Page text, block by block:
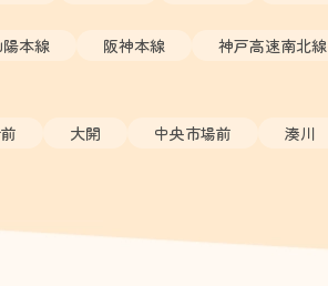
陽本線 阪神本線 神戸高速南北線
大開 中央市場前 湊川